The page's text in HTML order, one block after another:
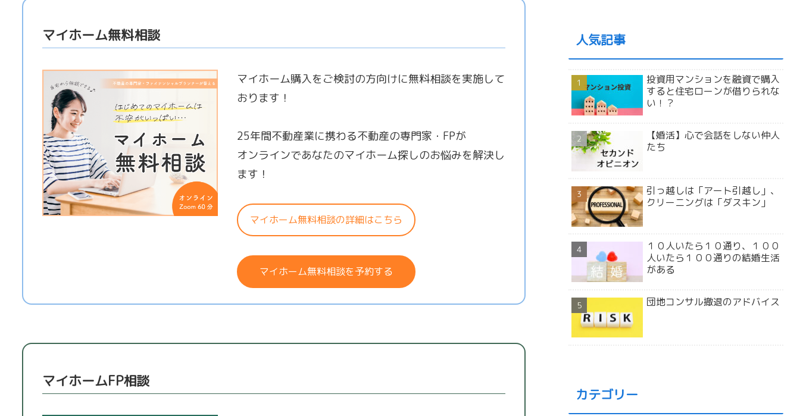
マイホーム無料相談
マイホーム購入をご検討の方向けに無料相談を実施して
おります！
25年間不動産業に携わる不動産の専門家・FPが
オンラインであなたのマイホーム探しのお悩みを解決し
ます！
マイホーム無料相談の詳細はこちら
マイホーム無料相談を予約する
マイホームFP相談
人気記事
投資用マンションを融資で購入
すると住宅ローンが借りられな
い！？
【婚活】心で会話をしない仲人
たち
引っ越しは「アート引越し」、
クリーニングは「ダスキン」
１０人いたら１０通り、１００
人いたら１００通りの結婚生活
がある
団地コンサル撤退のアドバイス
カテゴリー